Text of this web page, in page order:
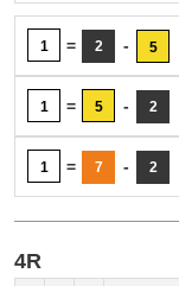
1 = 2 - 5
1 = 5 - 2
1 = 7 - 2
4R